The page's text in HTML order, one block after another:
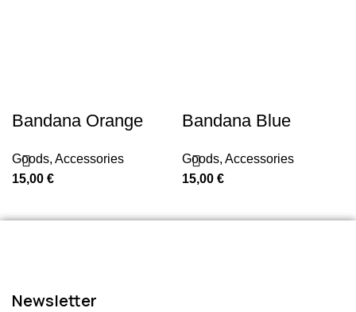
Bandana Orange
Goods, Accessories
15,00 €
Bandana Blue
Goods, Accessories
15,00 €
Newsletter